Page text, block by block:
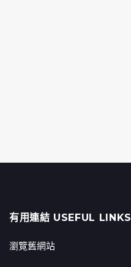
有用連結 USEFUL LINKS
瀏覽舊網站